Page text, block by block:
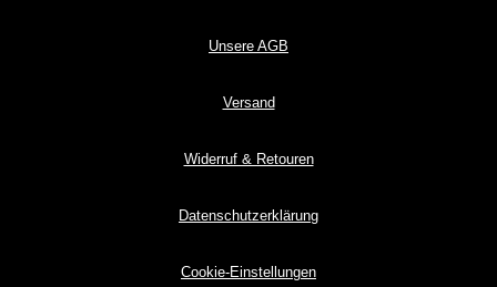
Unsere AGB
Versand
Widerruf & Retouren
Datenschutzerklärung
Cookie-Einstellungen